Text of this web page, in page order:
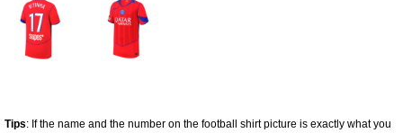
Tips: If the name and the number on the football shirt picture is exactly what you